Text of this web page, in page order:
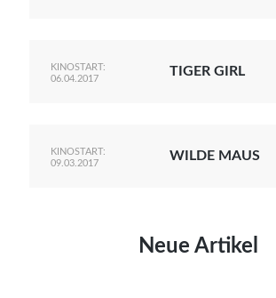
KINOSTART:
06.04.2017
TIGER GIRL
KINOSTART:
09.03.2017
WILDE MAUS
Neue Artikel